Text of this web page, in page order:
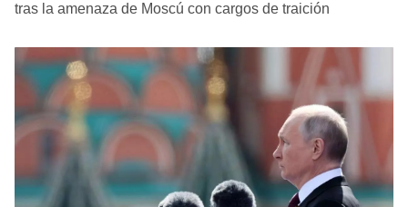
tras la amenaza de Moscú con cargos de traición